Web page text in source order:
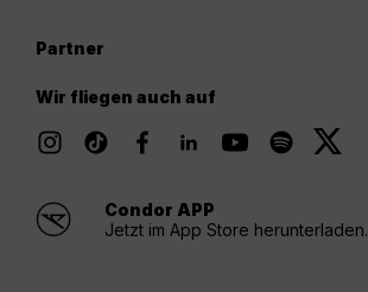
Partner
Wir fliegen auch auf
Condor APP
Jetzt im App Store herunterladen.